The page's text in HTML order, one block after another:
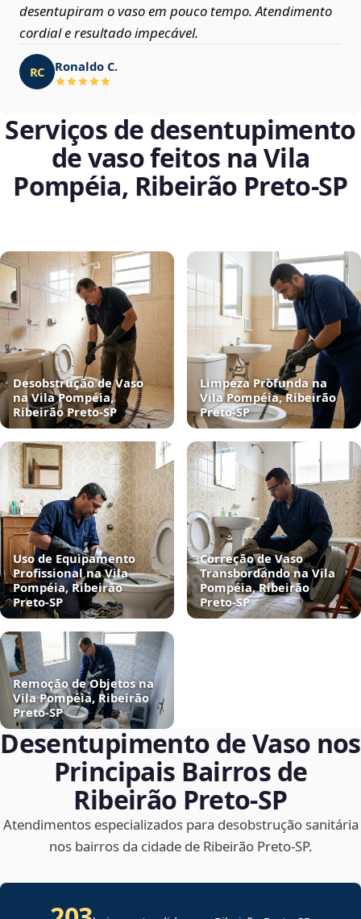
desentupiram o vaso em pouco tempo. Atendimento
cordial e resultado impecável.
RC Ronaldo C.
Serviços de desentupimento
de vaso feitos na Vila
Pompéia, Ribeirão Preto‑SP
Desobstrução de Vaso
na Vila Pompéia,
Ribeirão Preto‑SP
Limpeza Profunda na
Vila Pompéia, Ribeirão
Preto‑SP
Uso de Equipamento
Profissional na Vila
Pompéia, Ribeirão
Preto‑SP
Correção de Vaso
Transbordando na Vila
Pompéia, Ribeirão
Preto‑SP
Remoção de Objetos na
Vila Pompéia, Ribeirão
Preto‑SP
Desentupimento de Vaso nos
Principais Bairros de
Ribeirão Preto‑SP
Atendimentos especializados para desobstrução sanitária
nos bairros da cidade de Ribeirão Preto‑SP.